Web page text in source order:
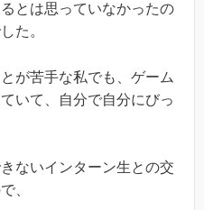
とは思っていなかったの
た。
が苦手な私でも、ゲーム
いて、自分で自分にびっ
ないインターン生との交
、